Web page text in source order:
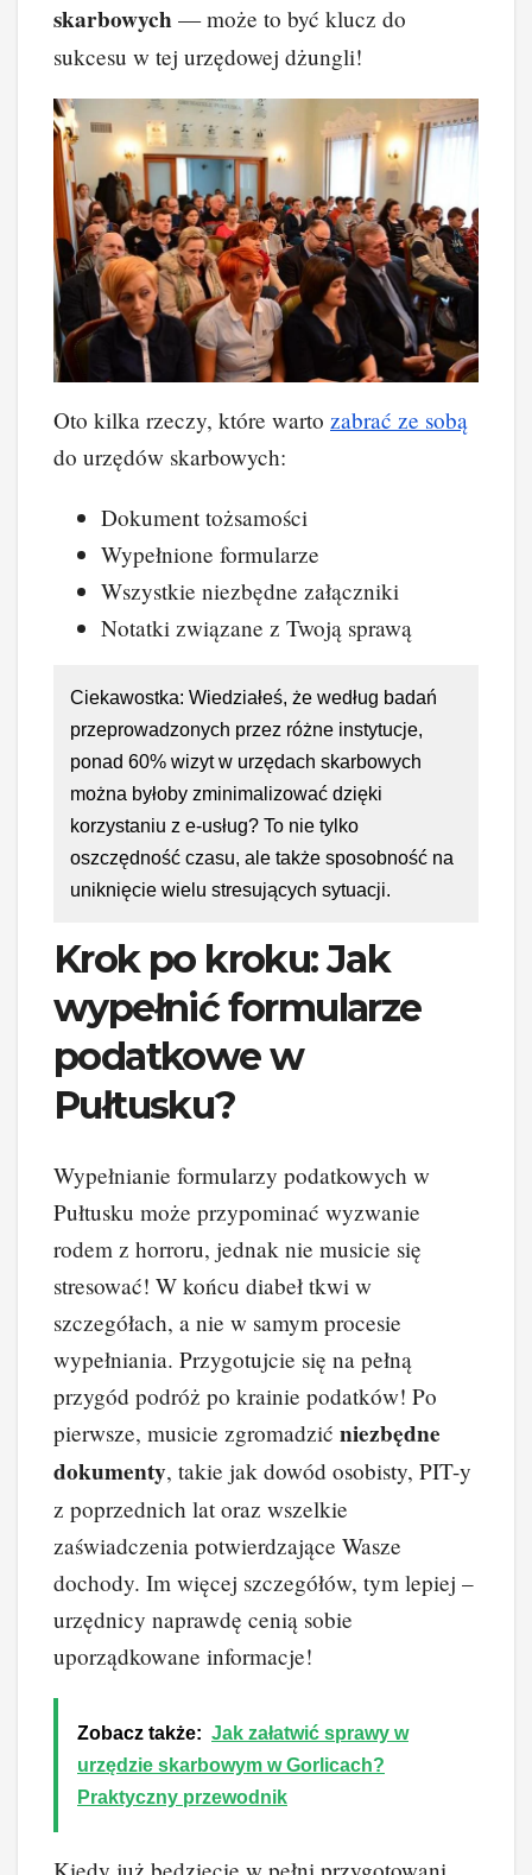
skarbowych — może to być klucz do
sukcesu w tej urzędowej dżungli!
Oto kilka rzeczy, które warto zabrać ze sobą
do urzędów skarbowych:
Dokument tożsamości
Wypełnione formularze
Wszystkie niezbędne załączniki
Notatki związane z Twoją sprawą
Ciekawostka: Wiedziałeś, że według badań
przeprowadzonych przez różne instytucje,
ponad 60% wizyt w urzędach skarbowych
można byłoby zminimalizować dzięki
korzystaniu z e-usług? To nie tylko
oszczędność czasu, ale także sposobność na
uniknięcie wielu stresujących sytuacji.
Krok po kroku: Jak
wypełnić formularze
podatkowe w
Pułtusku?
Wypełnianie formularzy podatkowych w
Pułtusku może przypominać wyzwanie
rodem z horroru, jednak nie musicie się
stresować! W końcu diabeł tkwi w
szczegółach, a nie w samym procesie
wypełniania. Przygotujcie się na pełną
przygód podróż po krainie podatków! Po
pierwsze, musicie zgromadzić niezbędne
dokumenty, takie jak dowód osobisty, PIT-y
z poprzednich lat oraz wszelkie
zaświadczenia potwierdzające Wasze
dochody. Im więcej szczegółów, tym lepiej –
urzędnicy naprawdę cenią sobie
uporządkowane informacje!
Zobacz także: Jak załatwić sprawy w
urzędzie skarbowym w Gorlicach?
Praktyczny przewodnik